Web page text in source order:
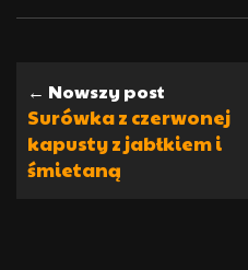
← Nowszy post
Surówka z czerwonej
kapusty z jabłkiem i
śmietaną